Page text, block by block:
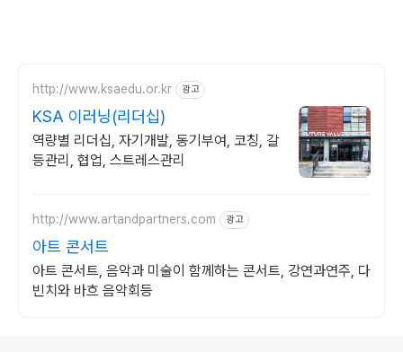
http://www.ksaedu.or.kr 광고
KSA 이러닝(리더십)
역량별 리더십, 자기개발, 동기부여, 코칭, 갈
등관리, 협업, 스트레스관리
http://www.artandpartners.com 광고
아트 콘서트
아트 콘서트, 음악과 미술이 함께하는 콘서트, 강연과연주, 다
빈치와 바흐 음악회등